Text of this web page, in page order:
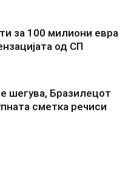
за 100 милиони евра
од СП
шегува, Бразилецот
сметка речиси